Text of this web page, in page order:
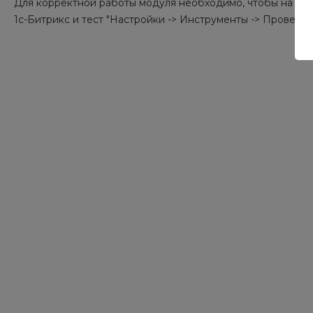
Для корректной работы модуля необходимо, чтобы на
1с-Битрикс и тест "Настройки -> Инструменты ->